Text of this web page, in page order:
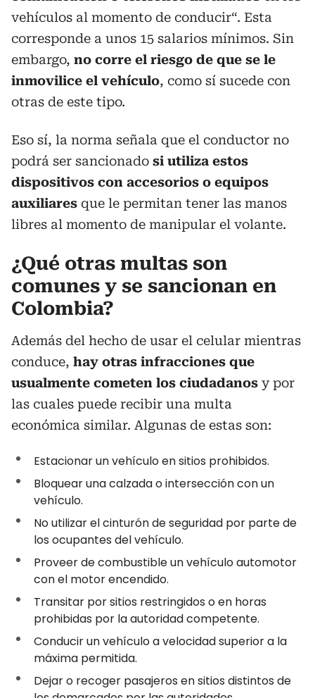
vehículos al momento de conducir“. Esta
corresponde a unos 15 salarios mínimos. Sin
embargo, no corre el riesgo de que se le
inmovilice el vehículo, como sí sucede con
otras de este tipo.
Eso sí, la norma señala que el conductor no
podrá ser sancionado si utiliza estos
dispositivos con accesorios o equipos
auxiliares que le permitan tener las manos
libres al momento de manipular el volante.
¿Qué otras multas son
comunes y se sancionan en
Colombia?
Además del hecho de usar el celular mientras
conduce, hay otras infracciones que
usualmente cometen los ciudadanos y por
las cuales puede recibir una multa
económica similar. Algunas de estas son:
Estacionar un vehículo en sitios prohibidos.
Bloquear una calzada o intersección con un
vehículo.
No utilizar el cinturón de seguridad por parte de
los ocupantes del vehículo.
Proveer de combustible un vehículo automotor
con el motor encendido.
Transitar por sitios restringidos o en horas
prohibidas por la autoridad competente.
Conducir un vehículo a velocidad superior a la
máxima permitida.
Dejar o recoger pasajeros en sitios distintos de